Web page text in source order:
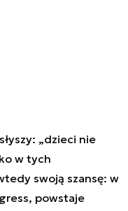
„dzieci nie
w tych
swoją szansę: w
powstaje